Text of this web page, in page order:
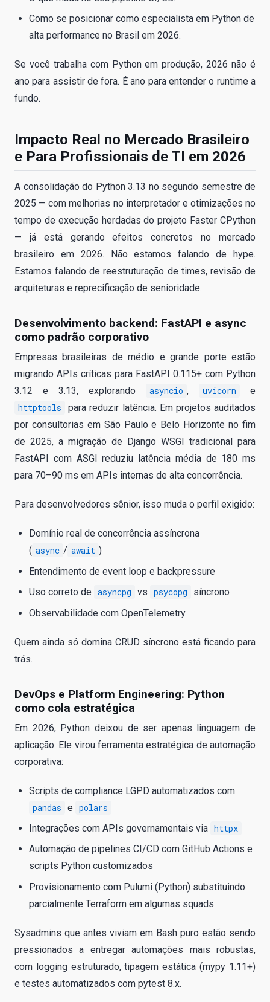
Como se posicionar como especialista em Python de
alta performance no Brasil em 2026.
Se você trabalha com Python em produção, 2026 não é
ano para assistir de fora. É ano para entender o runtime a
fundo.
Impacto Real no Mercado Brasileiro
e Para Profissionais de TI em 2026
A consolidação do Python 3.13 no segundo semestre de
2025 — com melhorias no interpretador e otimizações no
tempo de execução herdadas do projeto Faster CPython
— já está gerando efeitos concretos no mercado
brasileiro em 2026. Não estamos falando de hype.
Estamos falando de reestruturação de times, revisão de
arquiteturas e reprecificação de senioridade.
Desenvolvimento backend: FastAPI e async
como padrão corporativo
Empresas brasileiras de médio e grande porte estão
migrando APIs críticas para FastAPI 0.115+ com Python
3.12 e 3.13, explorando
asyncio , uvicorn
e
httptools
para reduzir latência. Em projetos auditados
por consultorias em São Paulo e Belo Horizonte no fim
de 2025, a migração de Django WSGI tradicional para
FastAPI com ASGI reduziu latência média de 180 ms
para 70–90 ms em APIs internas de alta concorrência.
Para desenvolvedores sênior, isso muda o perfil exigido:
Domínio real de concorrência assíncrona
( async / await )
Entendimento de event loop e backpressure
Uso correto de asyncpg vs psycopg
síncrono
Observabilidade com OpenTelemetry
Quem ainda só domina CRUD síncrono está ficando para
trás.
DevOps e Platform Engineering: Python
como cola estratégica
Em 2026, Python deixou de ser apenas linguagem de
aplicação. Ele virou ferramenta estratégica de automação
corporativa:
Scripts de compliance LGPD automatizados com
pandas e polars
Integrações com APIs governamentais via httpx
Automação de pipelines CI/CD com GitHub Actions e
scripts Python customizados
Provisionamento com Pulumi (Python) substituindo
parcialmente Terraform em algumas squads
Sysadmins que antes viviam em Bash puro estão sendo
pressionados a entregar automações mais robustas,
com logging estruturado, tipagem estática (mypy 1.11+)
e testes automatizados com pytest 8.x.